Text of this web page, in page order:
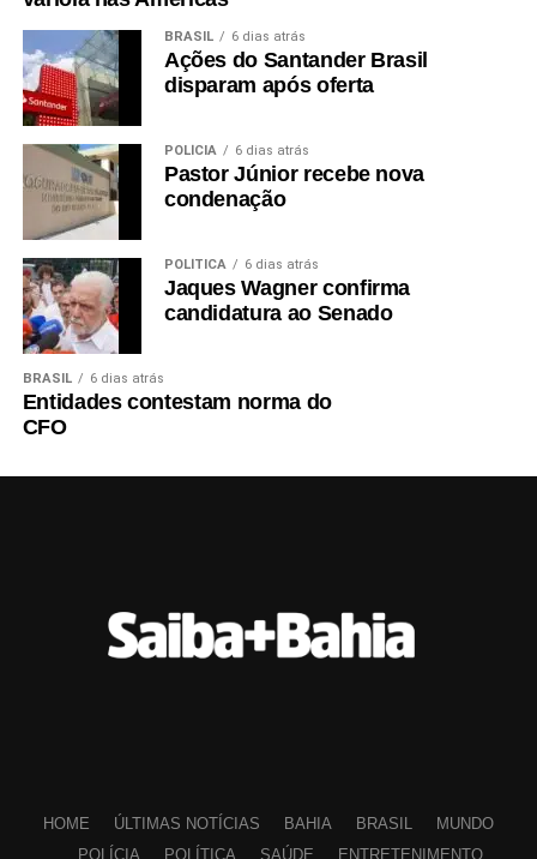
BRASIL 6 dias atrás
Ações do Santander Brasil
disparam após oferta
POLÍCIA 6 dias atrás
Pastor Júnior recebe nova
condenação
POLÍTICA 6 dias atrás
Jaques Wagner confirma
candidatura ao Senado
BRASIL 6 dias atrás
Entidades contestam norma do
CFO
HOME ÚLTIMAS NOTÍCIAS BAHIA BRASIL
MUNDO
POLÍCIA
POLÍTICA SAÚDE ENTRETENIMENTO